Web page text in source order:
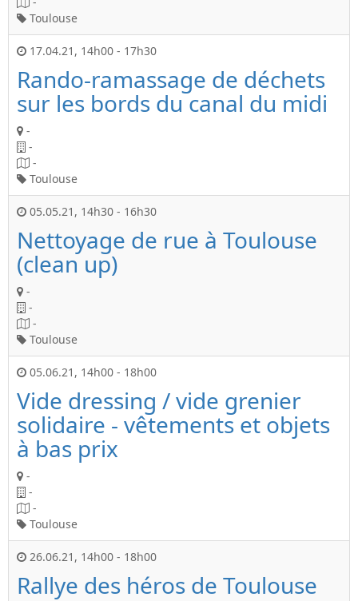
Toulouse
17.04.21 , 14h00 - 17h30
Rando-ramassage de déchets
sur les bords du canal du midi
-
-
-
Toulouse
05.05.21 , 14h30 - 16h30
Nettoyage de rue à Toulouse
(clean up)
-
-
-
Toulouse
05.06.21 , 14h00 - 18h00
Vide dressing / vide grenier
solidaire - vêtements et objets
à bas prix
-
-
-
Toulouse
26.06.21 , 14h00 - 18h00
Rallye des héros de Toulouse